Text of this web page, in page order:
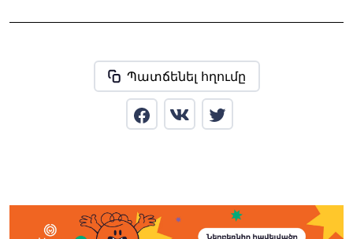
Պատճենել հղումը